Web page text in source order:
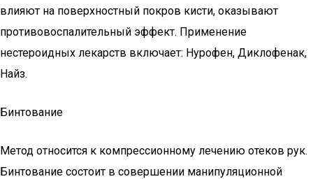
влияют на поверхностный покров кисти, оказывают
противовоспалительный эффект. Применение
нестероидных лекарств включает: Нурофен, Диклофенак,
Найз.
Бинтование
Метод относится к компрессионному лечению отеков рук.
Бинтование состоит в совершении манипуляционной